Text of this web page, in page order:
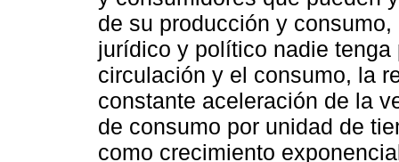
de su producción y
jurídico y político nadie
circulación y el consumo, la
constante aceleración de la
de consumo por unidad de
como crecimiento